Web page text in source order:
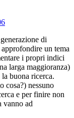
di
un tema
i propri indici
larga maggioranza)
buona ricerca.
cosa?) nessuno
e per finire non
vanno ad